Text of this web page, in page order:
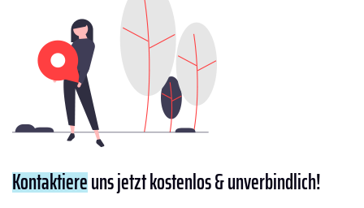
Kontaktiereuns jetzt kostenlos & unverbindlich!